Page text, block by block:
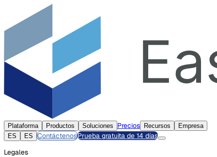
Plataforma Productos Soluciones Precios Recursos
Empresa
ES
ES ContáctenosPrueba gratuita de 14 días
Legales